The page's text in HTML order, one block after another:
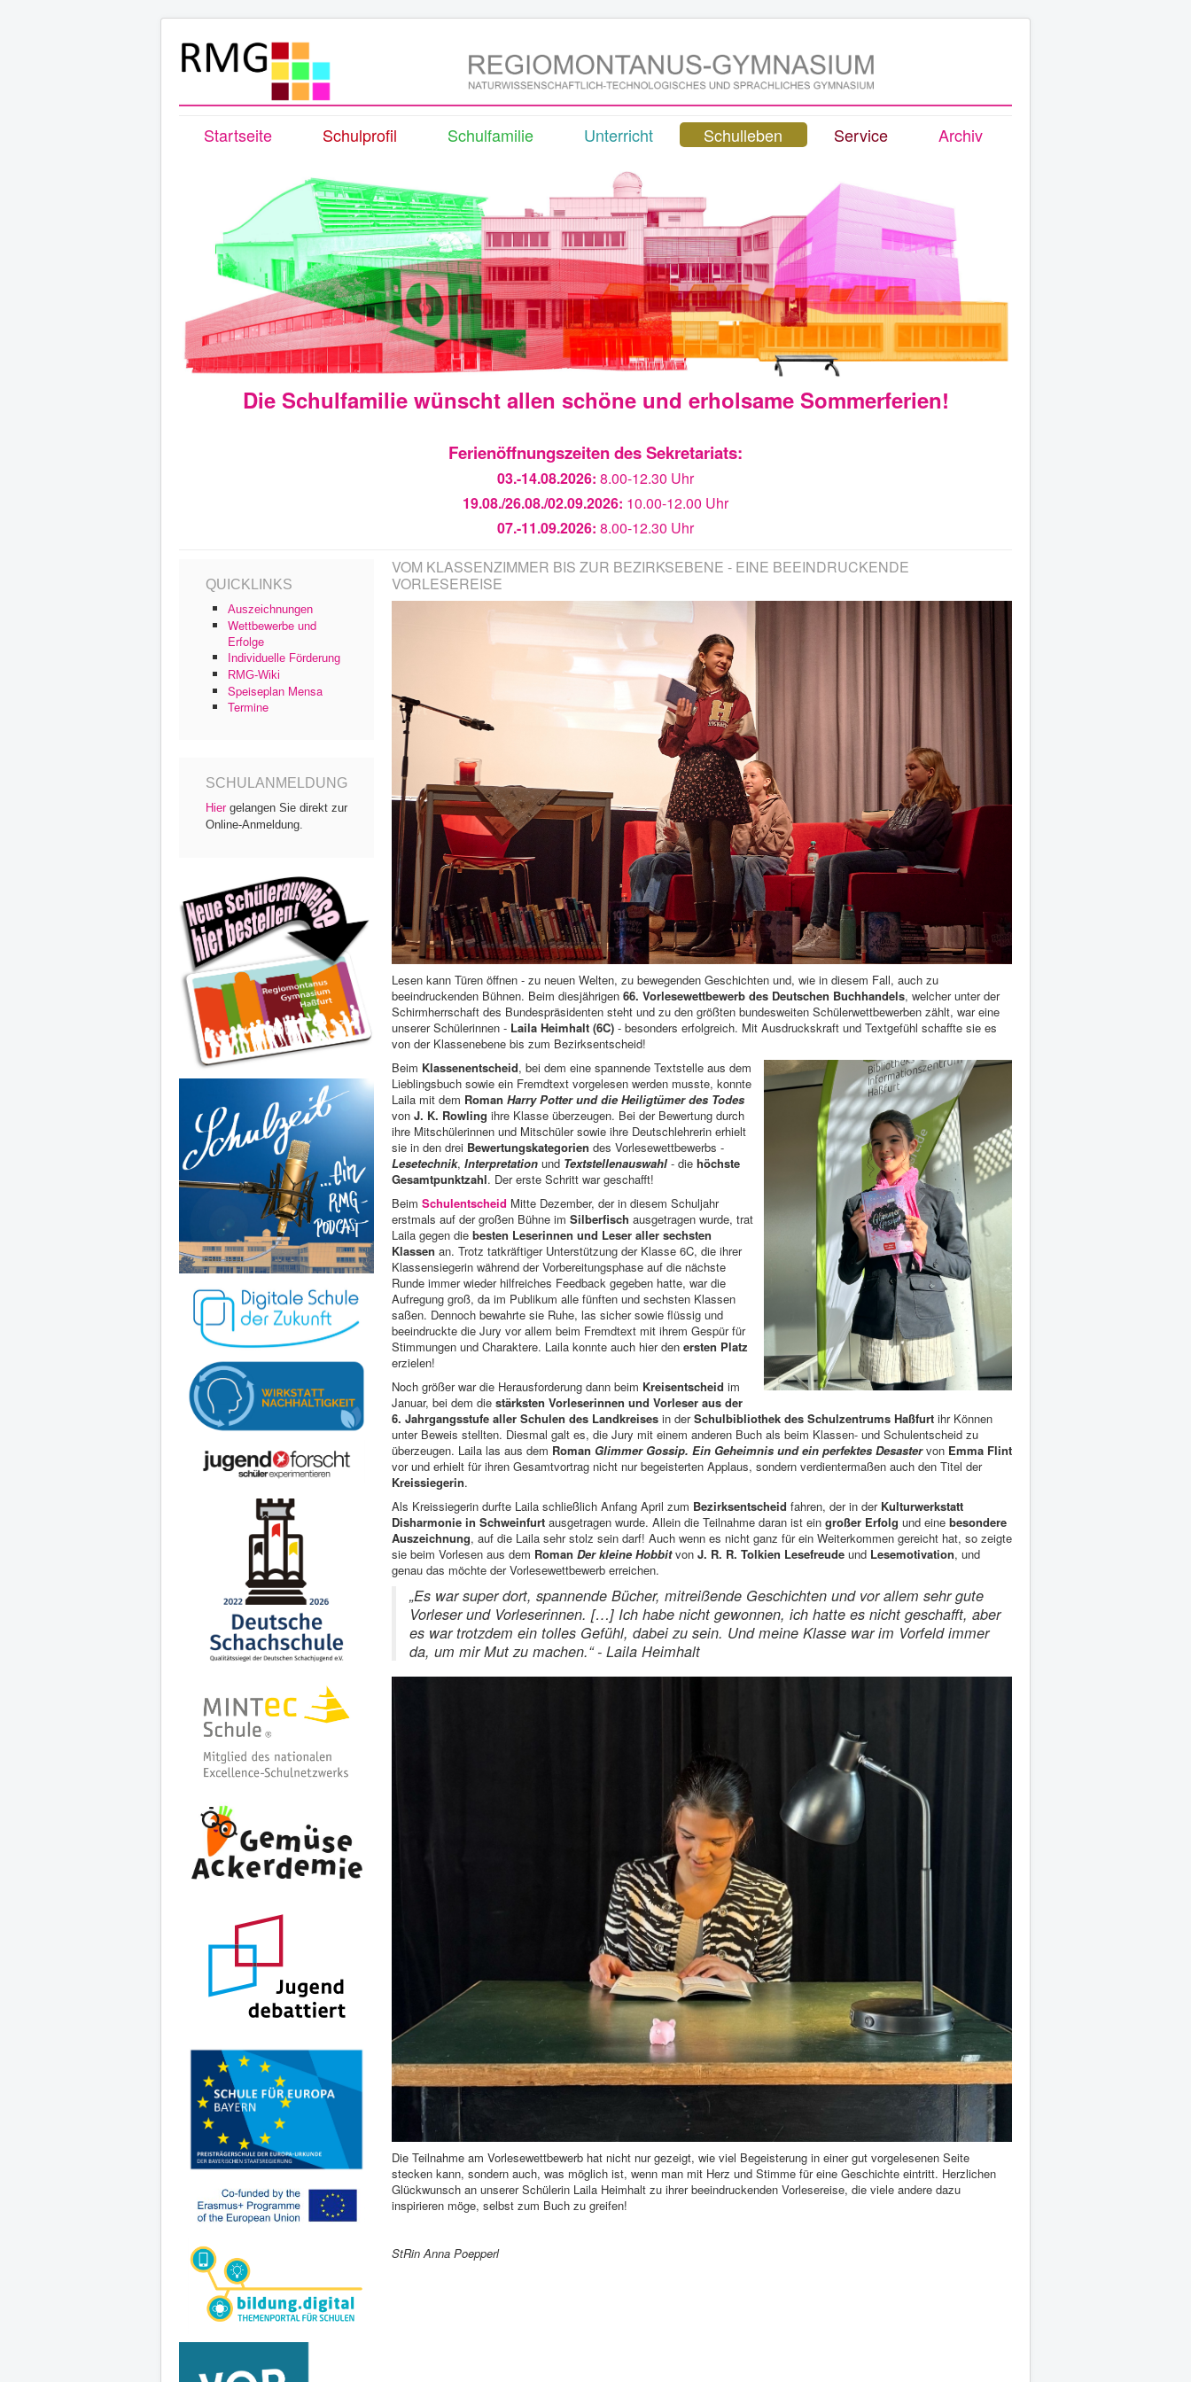
Startseite Schulprofil Schulfamilie Unterricht Schulleben Service Archiv
Die Schulfamilie wünscht allen schöne und erholsame Sommerferien!
Ferienöffnungszeiten des Sekretariats:
03.-14.08.2026: 8.00-12.30 Uhr
19.08./26.08./02.09.2026: 10.00-12.00 Uhr
07.-11.09.2026: 8.00-12.30 Uhr
QUICKLINKS
Auszeichnungen
Wettbewerbe und
Erfolge
Individuelle Förderung
RMG-Wiki
Speiseplan Mensa
Termine
SCHULANMELDUNG
Hiergelangen Sie direkt zur
Online-Anmeldung.
VOM KLASSENZIMMER BIS ZUR BEZIRKSEBENE - EINE BEEINDRUCKENDE
VORLESEREISE
Lesen kann Türen öffnen - zu neuen Welten, zu bewegenden Geschichten und, wie in diesem Fall, auch zu
beeindruckenden Bühnen. Beim diesjährigen 66. Vorlesewettbewerb des Deutschen Buchhandels, welcher unter der
Schirmherrschaft des Bundespräsidenten steht und zu den größten bundesweiten Schülerwettbewerben zählt, war eine
unserer Schülerinnen - Laila Heimhalt (6C) - besonders erfolgreich. Mit Ausdruckskraft und Textgefühl schaffte sie es
von der Klassenebene bis zum Bezirksentscheid!
Beim Klassenentscheid, bei dem eine spannende Textstelle aus dem
Lieblingsbuch sowie ein Fremdtext vorgelesen werden musste, konnte
Laila mit dem Roman Harry Potter und die Heiligtümer des Todes
von J. K. Rowling ihre Klasse überzeugen. Bei der Bewertung durch
ihre Mitschülerinnen und Mitschüler sowie ihre Deutschlehrerin erhielt
sie in den drei Bewertungskategorien des Vorlesewettbewerbs -
Lesetechnik, Interpretation und Textstellenauswahl - die höchste
Gesamtpunktzahl. Der erste Schritt war geschafft!
Beim Schulentscheid Mitte Dezember, der in diesem Schuljahr
erstmals auf der großen Bühne im Silberfisch ausgetragen wurde, trat
Laila gegen die besten Leserinnen und Leser aller sechsten
Klassen an. Trotz tatkräftiger Unterstützung der Klasse 6C, die ihrer
Klassensiegerin während der Vorbereitungsphase auf die nächste
Runde immer wieder hilfreiches Feedback gegeben hatte, war die
Aufregung groß, da im Publikum alle fünften und sechsten Klassen
saßen. Dennoch bewahrte sie Ruhe, las sicher sowie flüssig und
beeindruckte die Jury vor allem beim Fremdtext mit ihrem Gespür für
Stimmungen und Charaktere. Laila konnte auch hier den ersten Platz
erzielen!
Noch größer war die Herausforderung dann beim Kreisentscheid im
Januar, bei dem die stärksten Vorleserinnen und Vorleser aus der
6. Jahrgangsstufe aller Schulen des Landkreises in derSchulbibliothek des Schulzentrums Haßfurt ihr Können
unter Beweis stellten. Diesmal galt es, die Jury mit einem anderen Buch als beim Klassen- und Schulentscheid zu
überzeugen. Laila las aus dem Roman Glimmer Gossip. Ein Geheimnis und ein perfektes Desastervon Emma Flint
vor und erhielt für ihren Gesamtvortrag nicht nur begeisterten Applaus, sondern verdientermaßen auch den Titel der
Kreissiegerin.
Als Kreissiegerin durfte Laila schließlich Anfang April zum Bezirksentscheid fahren, der in der Kulturwerkstatt
Disharmonie in Schweinfurt ausgetragen wurde. Allein die Teilnahme daran ist ein großer Erfolg und eine besondere
Auszeichnung, auf die Laila sehr stolz sein darf! Auch wenn es nicht ganz für ein Weiterkommen gereicht hat, so zeigte
sie beim Vorlesen aus dem Roman Der kleine Hobbitvon J. R. R. Tolkien Lesefreude und Lesemotivation, und
genau das möchte der Vorlesewettbewerb erreichen.
„Es war super dort, spannende Bücher, mitreißende Geschichten und vor allem sehr gute
Vorleser und Vorleserinnen. […] Ich habe nicht gewonnen, ich hatte es nicht geschafft, aber
es war trotzdem ein tolles Gefühl, dabei zu sein. Und meine Klasse war im Vorfeld immer
da, um mir Mut zu machen.“ - Laila Heimhalt
Die Teilnahme am Vorlesewettbewerb hat nicht nur gezeigt, wie viel Begeisterung in einer gut vorgelesenen Seite
stecken kann, sondern auch, was möglich ist, wenn man mit Herz und Stimme für eine Geschichte eintritt. Herzlichen
Glückwunsch an unserer Schülerin Laila Heimhalt zu ihrer beeindruckenden Vorlesereise, die viele andere dazu
inspirieren möge, selbst zum Buch zu greifen!
StRin Anna Poepperl